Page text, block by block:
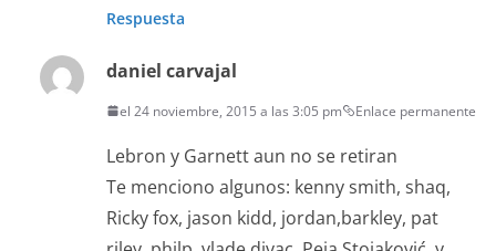
Respuesta
daniel carvajal
el 24 noviembre, 2015 a las 3:05 pm Enlace permanente
Lebron y Garnett aun no se retiran
Te menciono algunos: kenny smith, shaq,
Ricky fox, jason kidd, jordan,barkley, pat